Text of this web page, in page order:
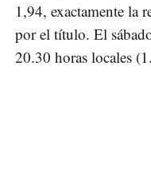
1,94, exactamente la
por el título. El
20.30 horas locales